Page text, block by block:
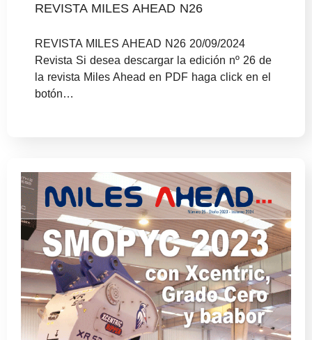
REVISTA MILES AHEAD N26
REVISTA MILES AHEAD N26 20/09/2024
Revista Si desea descargar la edición nº 26 de
la revista Miles Ahead en PDF haga click en el
botón…